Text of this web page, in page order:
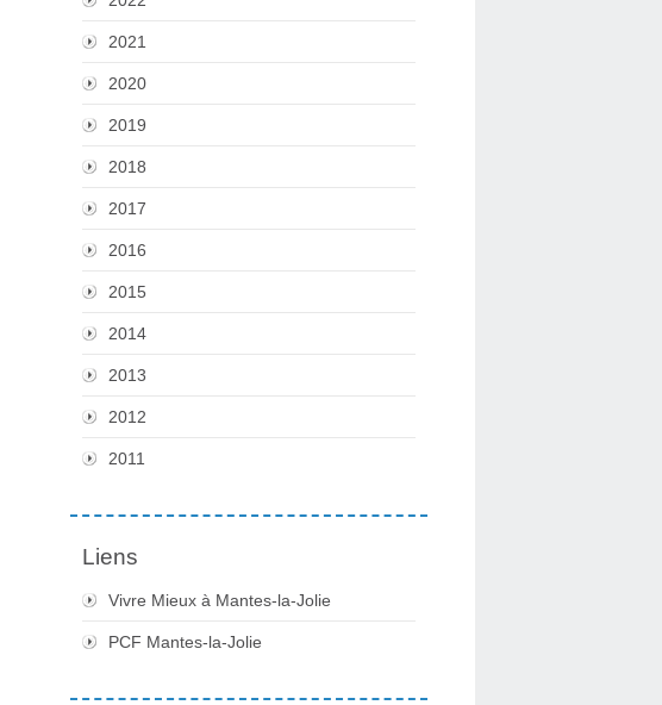
2021
2020
2019
2018
2017
2016
2015
2014
2013
2012
2011
Liens
Vivre Mieux à Mantes-la-Jolie
PCF Mantes-la-Jolie